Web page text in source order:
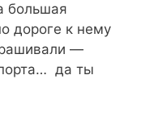
большая
дороге к нему
—
да ты